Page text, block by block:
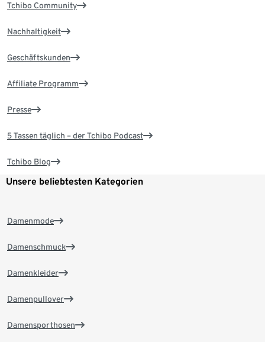
Tchibo Community
Nachhaltigkeit
Geschäftskunden
Affiliate Programm
Presse
5 Tassen täglich – der Tchibo Podcast
Tchibo Blog
Unsere beliebtesten Kategorien
Damenmode
Damenschmuck
Damenkleider
Damenpullover
Damensporthosen